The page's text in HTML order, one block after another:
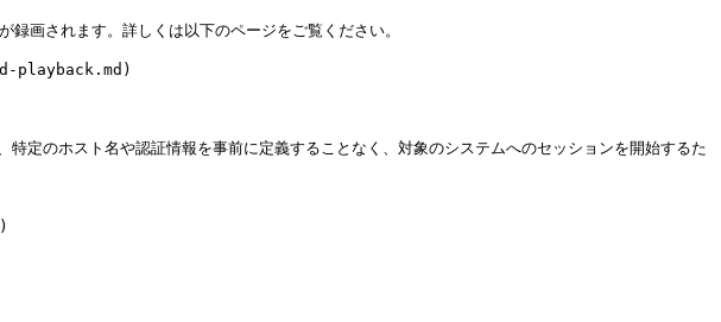
画されます。詳しくは以下のページをご覧ください。
playback.md)
定のホスト名や認証情報を事前に定義することなく、対象のシステムへのセッションを開始するた